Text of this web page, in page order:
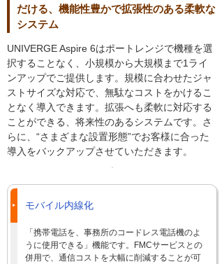
だける、機能性豊かで拡張性のある柔軟な
システム
UNIVERGE Aspire 6はポートレンジで機種を選
択することなく、小規模から大規模まで1ライ
ンアップでご提供します。規模に合わせたジャ
ストサイズな対応で、無駄なコストをかけるこ
となく導入できます。拡張へも柔軟に対応する
ことができる、将来性のあるシステムです。さ
らに、“さまざまな設置形態”でお客様に合った
導入をバックアップさせていただきます。
モバイル内線化
「携帯電話を、事務所のコードレス電話機のよ
うに使用できる」機能です。FMCサービスとの
併用で、通信コストを大幅に削減することが可